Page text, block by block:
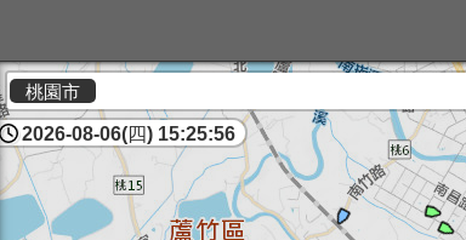
桃園市
2026-08-06(四) 15:25:57